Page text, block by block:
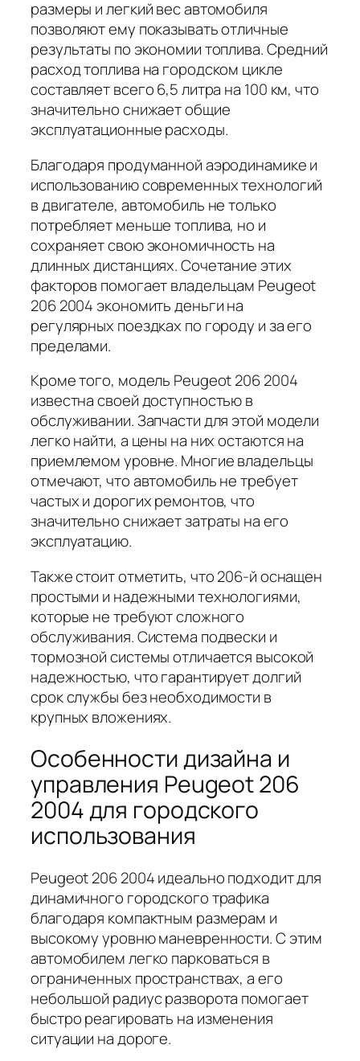
размеры и легкий вес автомобиля
позволяют ему показывать отличные
результаты по экономии топлива. Средний
расход топлива на городском цикле
составляет всего 6,5 литра на 100 км, что
значительно снижает общие
эксплуатационные расходы.
Благодаря продуманной аэродинамике и
использованию современных технологий
в двигателе, автомобиль не только
потребляет меньше топлива, но и
сохраняет свою экономичность на
длинных дистанциях. Сочетание этих
факторов помогает владельцам Peugeot
206 2004 экономить деньги на
регулярных поездках по городу и за его
пределами.
Кроме того, модель Peugeot 206 2004
известна своей доступностью в
обслуживании. Запчасти для этой модели
легко найти, а цены на них остаются на
приемлемом уровне. Многие владельцы
отмечают, что автомобиль не требует
частых и дорогих ремонтов, что
значительно снижает затраты на его
эксплуатацию.
Также стоит отметить, что 206-й оснащен
простыми и надежными технологиями,
которые не требуют сложного
обслуживания. Система подвески и
тормозной системы отличается высокой
надежностью, что гарантирует долгий
срок службы без необходимости в
крупных вложениях.
Особенности дизайна и
управления Peugeot 206
2004 для городского
использования
Peugeot 206 2004 идеально подходит для
динамичного городского трафика
благодаря компактным размерам и
высокому уровню маневренности. С этим
автомобилем легко парковаться в
ограниченных пространствах, а его
небольшой радиус разворота помогает
быстро реагировать на изменения
ситуации на дороге.